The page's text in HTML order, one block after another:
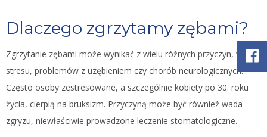
Dlaczego zgrzytamy zębami?
Zgrzytanie zębami może wynikać z wielu różnych przyczyn, w tym
stresu, problemów z uzębieniem czy chorób neurologicznych.
Często osoby zestresowane, a szczególnie kobiety po 30. roku
życia, cierpią na bruksizm. Przyczyną może być również wada
zgryzu, niewłaściwie prowadzone leczenie stomatologiczne.